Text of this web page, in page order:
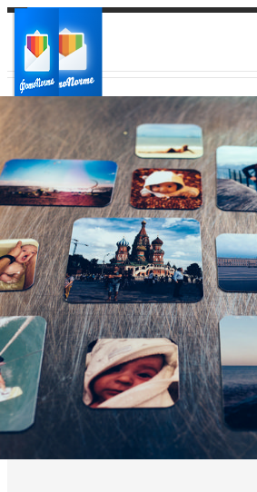
Ваш город:
Ваш регион доставки
Выберите из списка: